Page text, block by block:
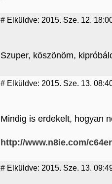
# Elküldve: 2015. Sze. 12.
Szuper, köszönöm,
# Elküldve: 2015. Sze. 13.
Mindig is erdekelt, hogyan
http://www.n8ie.com/
# Elküldve: 2015. Sze. 13.